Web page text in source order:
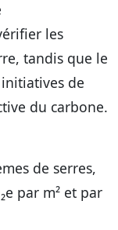
les
tandis que le
de
du carbone.
de serres,
par m² et par